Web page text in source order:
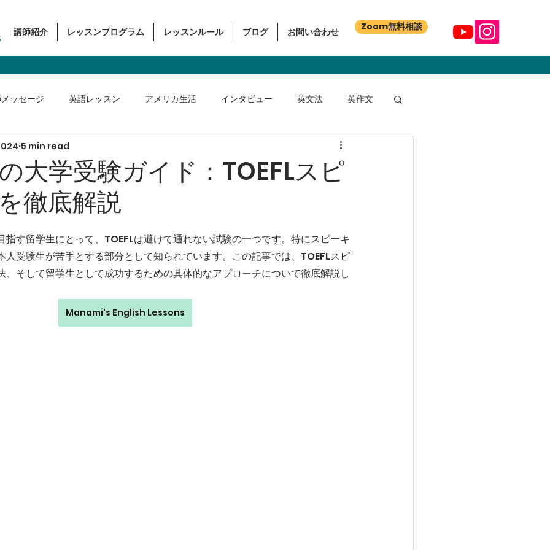
講師紹介 レッスンプログラム レッスンルール ブログ お問い合わせ Zoom無料相談
ッセージ 英語レッスン アメリカ生活 インタビュー 英文法 英作文
英語
大学受験ガイド：TOEFLスピ
徹底解説
5 min read
指す留学生にとって、TOEFLは避けて通れない試験の一つです。特にスピーキ
人受験生が苦手とする部分として知られています。この記事では、TOEFLスピ
、そして留学生として成功するための具体的なアプローチについて徹底解説し
Manami's English Lessons